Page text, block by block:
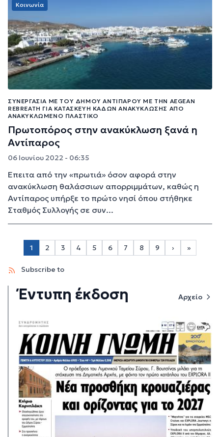
Κοινωνία
ΣΥΝΕΡΓΑΣΊΑ ΜΕ ΤΟΥ ΔΉΜΟΥ ΑΝΤΙΠΆΡΟΥ ΜΕ ΤΗΝ AEGEAN
REBREATH ΓΙΑ ΚΑΤΑΣΚΕΥΉ ΚΆΔΩΝ ΑΝΑΚΎΚΛΩΣΗΣ ΑΠΌ
ΑΝΑΚΥΚΛΩΜΈΝΟ ΠΛΑΣΤΙΚΌ
Πρωτοπόρος στην ανακύκλωση ξανά η
Αντίπαρος
06 Ιουνίου 2022 - 06:35
Έπειτα από την «πρωτιά» όσον αφορά στην
ανακύκλωση θαλάσσιων απορριμμάτων, καθώς η
Αντίπαρος υπήρξε το πρώτο νησί όπου στήθηκε
Σταθμός Συλλογής σε συν...
Σελιδοποίηση
1 Page 2
2 Page 3
3 Page 4
4 Page 5
5 Page 6
6 Page 7
7 Page 8
8 Page 9
9
Next page
›
Last page
»
Subscribe to
Έντυπη έκδοση Αρχείο